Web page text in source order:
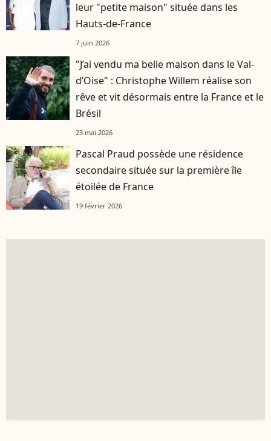
leur "petite maison" située dans les
Hauts-de-France
7 juin 2026
"J’ai vendu ma belle maison dans le Val-
d’Oise" : Christophe Willem réalise son
rêve et vit désormais entre la France et le
Brésil
23 mai 2026
Pascal Praud possède une résidence
secondaire située sur la première île
étoilée de France
19 février 2026